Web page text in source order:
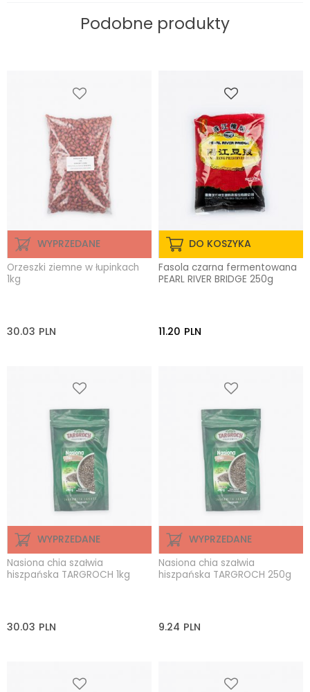
Podobne produkty
WYPRZEDANE
Orzeszki ziemne w łupinkach
1kg
30.03 PLN
DO KOSZYKA
Fasola czarna fermentowana
PEARL RIVER BRIDGE 250g
11.20 PLN
WYPRZEDANE
Nasiona chia szałwia
hiszpańska TARGROCH 1kg
30.03 PLN
WYPRZEDANE
Nasiona chia szałwia
hiszpańska TARGROCH 250g
9.24 PLN